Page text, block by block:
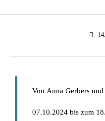
Von Anna Gerbers
07.10.2024 bis zum